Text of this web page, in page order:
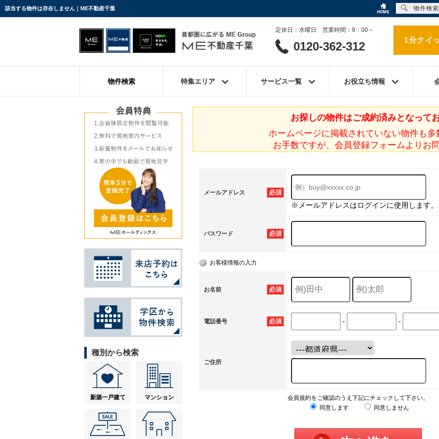
該当する物件は存在しません｜ME不動産千葉
定休日：水曜日 営業時間：9：00～
0120-362-312 1分クイ
物件検索 特集エリア サービス一覧 お役立ち情報
お探しの物件はご成約済みとなってお
ホームページに掲載されていない物件も多
お手数ですが、会員登録フォームよりお
必須
メールアドレス
※メールアドレスはログインに使用します。
必須
パスワード
お客様情報の入力
必須
お名前
必須
電話番号 - -
ご住所
会員規約をご確認のうえ下記にチェックして下さい。
同意します
同意しません
種別から検索
新築一戸建て マンション
物件検索